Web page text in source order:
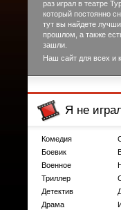
раз играл в театре
который постоянно
тут вы найдете
прошлом, а также
зашли.
Наш сайт для всех и
Я не
Комедия
Боевик
Военное
Триллер
Детектив
Драма